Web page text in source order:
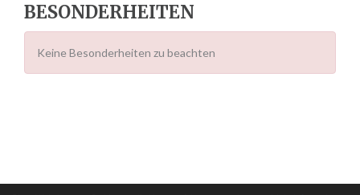
BESONDERHEITEN
Keine Besonderheiten zu beachten